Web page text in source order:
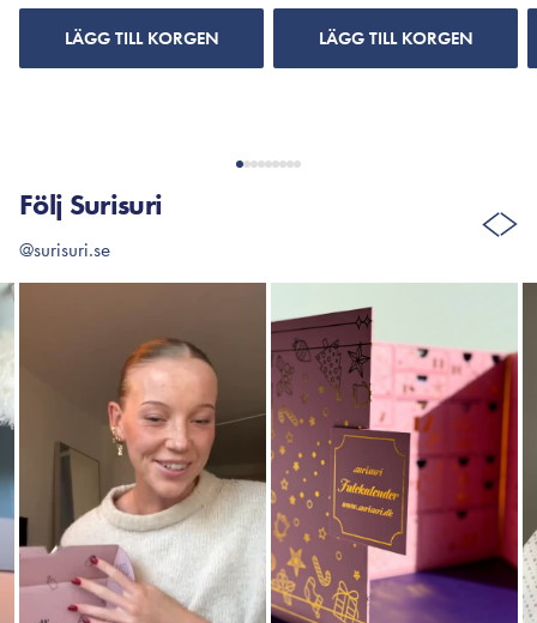
LÄGG TILL KORGEN LÄGG TILL KORGEN
Följ Surisuri
@surisuri.se